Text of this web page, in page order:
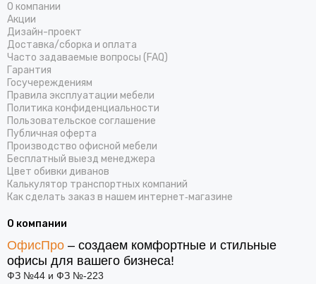
О компании
Акции
Дизайн-проект
Доставка/cборка и оплата
Часто задаваемые вопросы (FAQ)
Гарантия
Госучереждениям
Правила эксплуатации мебели
Политика конфиденциальности
Пользовательское соглашение
Публичная оферта
Производство офисной мебели
Бесплатный выезд менеджера
Цвет обивки диванов
Калькулятор транспортных компаний
Как сделать заказ в нашем интернет‑магазине
О компании
ОфисПро – создаем комфортные и стильные
офисы для вашего бизнеса!
ФЗ №44 и ФЗ №-223